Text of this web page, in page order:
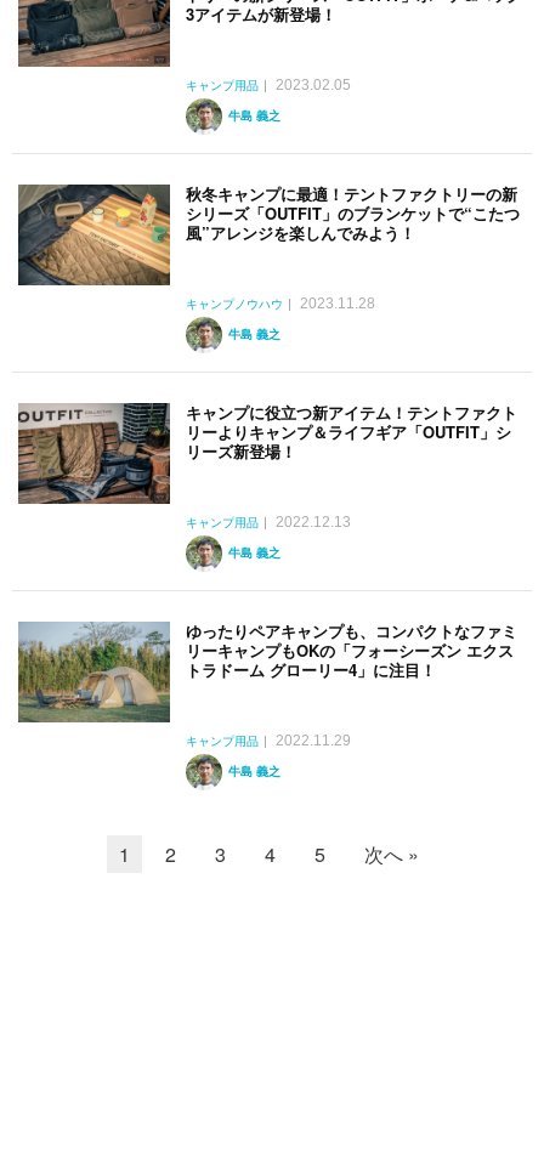
3アイテムが新登場！
キャンプ用品
2023.02.05
牛島 義之
秋冬キャンプに最適！テントファクトリーの新
シリーズ「OUTFIT」のブランケットで“こたつ
風”アレンジを楽しんでみよう！
キャンプノウハウ
2023.11.28
牛島 義之
キャンプに役立つ新アイテム！テントファクト
リーよりキャンプ＆ライフギア「OUTFIT」シ
リーズ新登場！
キャンプ用品
2022.12.13
牛島 義之
ゆったりペアキャンプも、コンパクトなファミ
リーキャンプもOKの「フォーシーズン エクス
トラドーム グローリー4」に注目！
キャンプ用品
2022.11.29
牛島 義之
1 2 3 4 5 次へ »